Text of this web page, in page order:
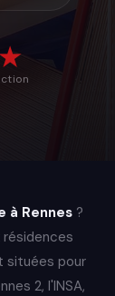
à Rennes?
résidences
situées pour
2, l'INSA,